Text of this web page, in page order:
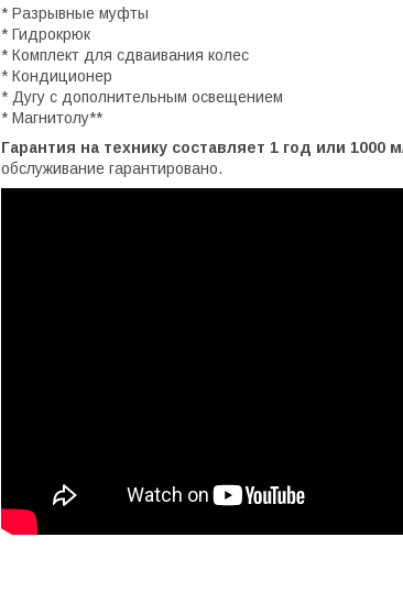
* Разрывные муфты
* Гидрокрюк
* Комплект для сдваивания колес
* Кондиционер
* Дугу с дополнительным освещением
* Магнитолу**
Гарантия на технику составляет 1 год или 1000
обслуживание гарантировано.